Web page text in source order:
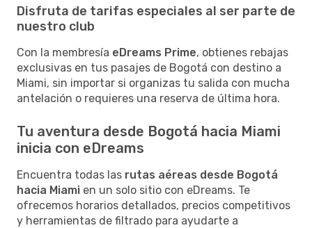
Disfruta de tarifas especiales al ser parte de
nuestro club
Con la membresía eDreams Prime, obtienes rebajas
exclusivas en tus pasajes de Bogotá con destino a
Miami, sin importar si organizas tu salida con mucha
antelación o requieres una reserva de última hora.
Tu aventura desde Bogotá hacia Miami
inicia con eDreams
Encuentra todas las rutas aéreas desde Bogotá
hacia Miami en un solo sitio con eDreams. Te
ofrecemos horarios detallados, precios competitivos
y herramientas de filtrado para ayudarte a